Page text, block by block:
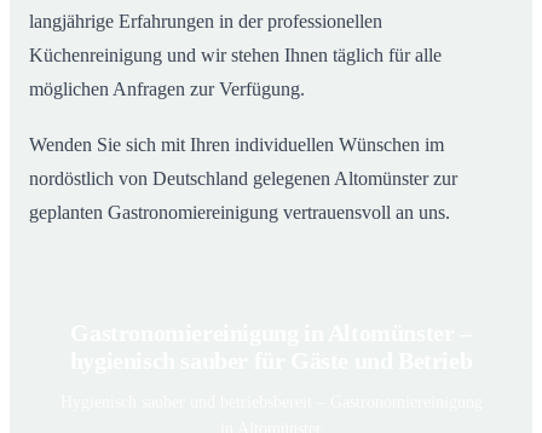
langjährige Erfahrungen in der professionellen
Küchenreinigung und wir stehen Ihnen täglich für alle
möglichen Anfragen zur Verfügung.
Wenden Sie sich mit Ihren individuellen Wünschen im
nordöstlich von Deutschland gelegenen Altomünster zur
geplanten Gastronomiereinigung vertrauensvoll an uns.